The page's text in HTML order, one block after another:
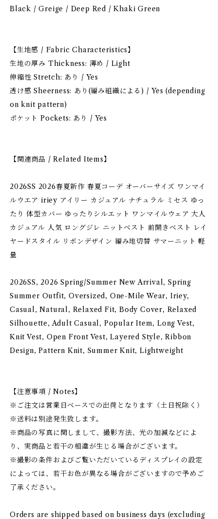
Black / Greige / Deep Red / Khaki Green
【生地感 / Fabric Characteristics】
生地の厚み Thickness: 薄め / Light
伸縮性 Stretch: あり / Yes
透け感 Sheerness: あり(編み組織による) / Yes (depending
on knit pattern)
ポケット Pockets: あり / Yes
【関連商品 / Related Items】
2026SS 2026春夏新作 春夏コーデ オーバーサイズ ワンマイ
ルウエア iriey アイリー カジュアル ナチュラル ミセス ゆっ
たり 体型カバー ゆったりシルエット ワンマイルウェア 大人
カジュアル 人気 ロングジレ ニットベスト 前開きベスト レイ
ヤードスタイル リボンデザイン 編み地切替 サマーニット 軽
量
2026SS, 2026 Spring/Summer New Arrival, Spring
Summer Outfit, Oversized, One-Mile Wear, Iriey,
Casual, Natural, Relaxed Fit, Body Cover, Relaxed
Silhouette, Adult Casual, Popular Item, Long Vest,
Knit Vest, Open Front Vest, Layered Style, Ribbon
Design, Pattern Knit, Summer Knit, Lightweight
【注意事項 / Notes】
※ご注文は営業日ベースでの出荷となります（土日祝除く）
※送料は別途発生致します。
※商品の写真に関しまして、撮影方法、光の加減などによ
り、実商品と若干の相違が生じる場合がございます。
※撮影の条件およびご覧いただいているディスプレイの設定
によっては、若干お色が異なる場合がございますので予めご
了承ください。
Orders are shipped based on business days (excluding